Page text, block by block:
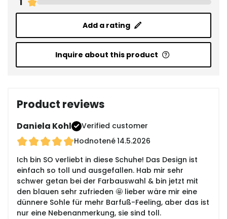
Add a rating
Inquire about this product
Product reviews
Daniela Kohl
Verified customer
Hodnotené14.5.2026
Ich bin SO verliebt in diese Schuhe! Das Design ist
einfach so toll und ausgefallen. Hab mir sehr
schwer getan bei der Farbauswahl & bin jetzt mit
den blauen sehr zufrieden 🤩 lieber wäre mir eine
dünnere Sohle für mehr Barfuß-Feeling, aber das ist
nur eine Nebenanmerkung, sie sind toll.